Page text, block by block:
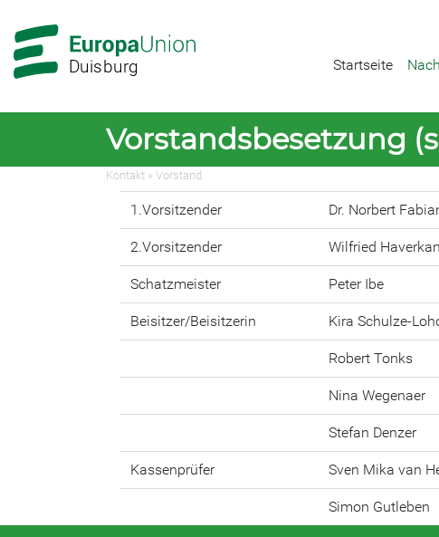
Hauptnavigation
Hauptbereich
Duisburg Startseite
Vorstandsbesetzung
Kontakt » Vorstand
1.Vorsitzender Dr. Norbert
2.Vorsitzender Wilfried
Schatzmeister Peter Ibe
Beisitzer/Beisitzerin Kira Schulze-
Robert Tonks
Nina Wegenaer
Stefan Denzer
Kassenprüfer Sven Mika van
Simon Gutleben